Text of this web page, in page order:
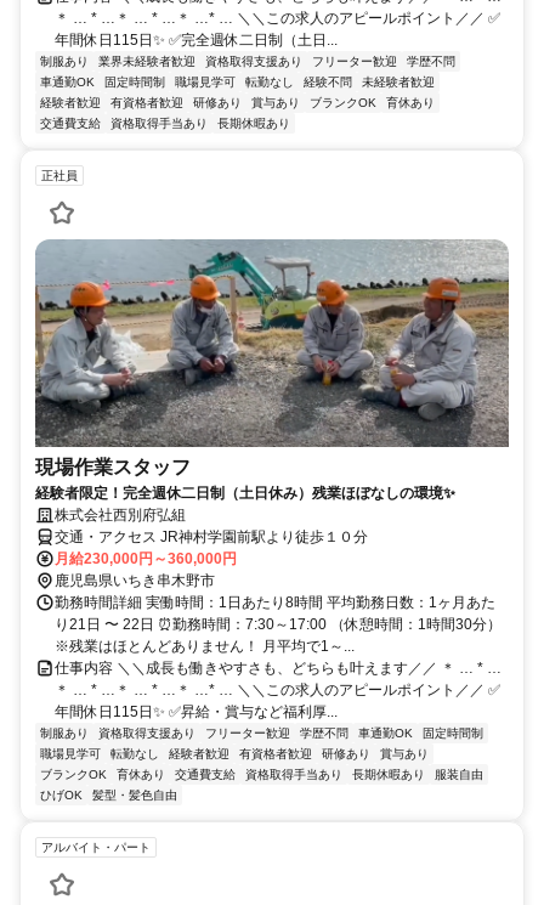
＊ … * …＊ … * …＊ …* … ＼＼この求人のアピールポイント／／ ✅
年間休日115日✨ ✅完全週休二日制（土日...
制服あり 業界未経験者歓迎 資格取得支援あり フリーター歓迎
学歴不問
車通勤OK
固定時間制 職場見学可 転勤なし 経験不問
未経験者歓迎
経験者歓迎
有資格者歓迎 研修あり 賞与あり ブランクOK
育休あり
交通費支給
資格取得手当あり 長期休暇あり
正社員
現場作業スタッフ
経験者限定！完全週休二日制（土日休み）残業ほぼなしの環境✨
株式会社西別府弘組
交通・アクセス JR神村学園前駅より徒歩１０分
月給230,000円～360,000円
鹿児島県いちき串木野市
勤務時間詳細 実働時間：1日あたり8時間 平均勤務日数：1ヶ月あた
り21日 〜 22日 ⏰勤務時間：7:30～17:00 （休憩時間：1時間30分）
※残業はほとんどありません！ 月平均で1～...
仕事内容 ＼＼成長も働きやすさも、どちらも叶えます／／ ＊ … * …
＊ … * …＊ … * …＊ …* … ＼＼この求人のアピールポイント／／ ✅
年間休日115日✨ ✅昇給・賞与など福利厚...
制服あり 資格取得支援あり フリーター歓迎 学歴不問 車通勤OK
固定時間制
職場見学可
転勤なし 経験者歓迎 有資格者歓迎 研修あり
賞与あり
ブランクOK
育休あり 交通費支給 資格取得手当あり 長期休暇あり
服装自由
ひげOK
髪型・髪色自由
アルバイト・パート